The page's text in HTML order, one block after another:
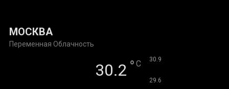
МОСКВА
Переменная Облачность
30.2 ° C 30.9
29.6